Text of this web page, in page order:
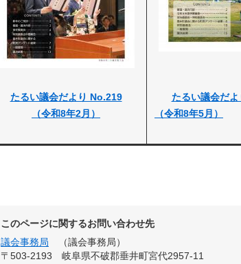
たるい議会だより No.219
（令和8年2月）
たるい議会だ
（令和8年5月）
このページに関するお問い合わせ先
議会事務局
議会事務局
〒503-2193
岐阜県不破郡垂井町宮代2957-11